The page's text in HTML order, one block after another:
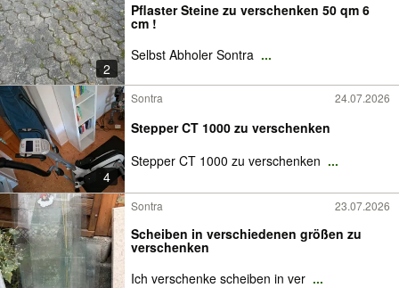
2
Pflaster Steine zu verschenken 50 qm 6
cm !
Selbst Abholer Sontra ...
4
Sontra 24.07.2026
Stepper CT 1000 zu verschenken
Stepper CT 1000 zu verschenken ...
Sontra 23.07.2026
Scheiben in verschiedenen größen zu
verschenken
Ich verschenke scheiben in ver ...